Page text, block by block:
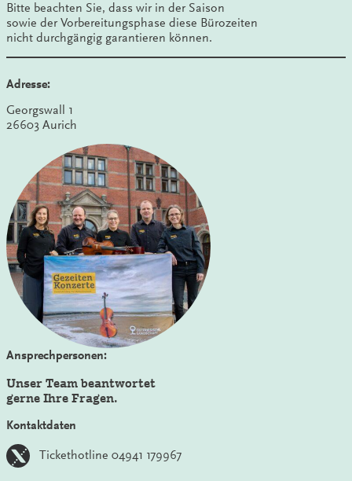
Bitte beachten Sie, dass wir in der Saison
sowie der Vorbereitungsphase diese Bürozeiten
nicht durchgängig garantieren können.
Adresse:
Georgswall 1
26603 Aurich
Ansprechpersonen:
Unser Team beantwortet
gerne Ihre Fragen.
Kontaktdaten
Tickethotline 04941 179967